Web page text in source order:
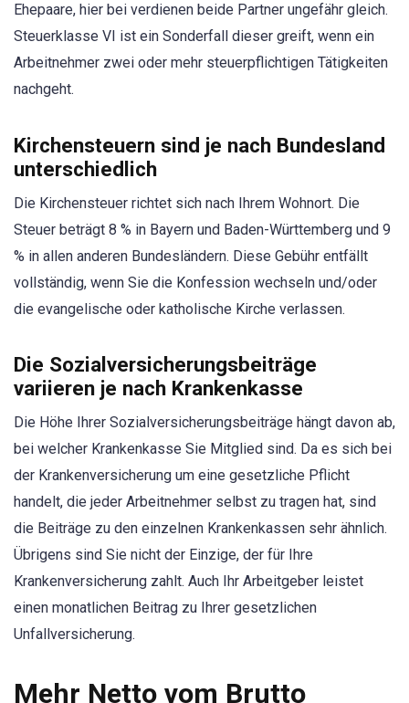
Ehepaare, hier bei verdienen beide Partner ungefähr gleich.
Steuerklasse VI ist ein Sonderfall dieser greift, wenn ein
Arbeitnehmer zwei oder mehr steuerpflichtigen Tätigkeiten
nachgeht.
Kirchensteuern sind je nach Bundesland
unterschiedlich
Die Kirchensteuer richtet sich nach Ihrem Wohnort. Die
Steuer beträgt 8 % in Bayern und Baden-Württemberg und 9
% in allen anderen Bundesländern. Diese Gebühr entfällt
vollständig, wenn Sie die Konfession wechseln und/oder
die evangelische oder katholische Kirche verlassen.
Die Sozialversicherungsbeiträge
variieren je nach Krankenkasse
Die Höhe Ihrer Sozialversicherungsbeiträge hängt davon ab,
bei welcher Krankenkasse Sie Mitglied sind. Da es sich bei
der Krankenversicherung um eine gesetzliche Pflicht
handelt, die jeder Arbeitnehmer selbst zu tragen hat, sind
die Beiträge zu den einzelnen Krankenkassen sehr ähnlich.
Übrigens sind Sie nicht der Einzige, der für Ihre
Krankenversicherung zahlt. Auch Ihr Arbeitgeber leistet
einen monatlichen Beitrag zu Ihrer gesetzlichen
Unfallversicherung.
Mehr Netto vom Brutto